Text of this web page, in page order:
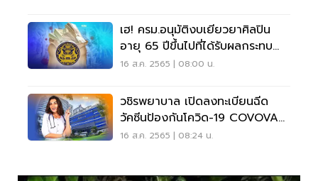
เฮ! ครม.อนุมัติงบเยียวยาศิลปิน
อายุ 65 ปีขึ้นไปที่ได้รับผลกระทบ
จากโควิด
16 ส.ค. 2565 | 08:00 น.
วชิรพยาบาล เปิดลงทะเบียนฉีด
วัคซีนป้องกันโควิด-19 COVOVAX
เข็ม 1
16 ส.ค. 2565 | 08:24 น.